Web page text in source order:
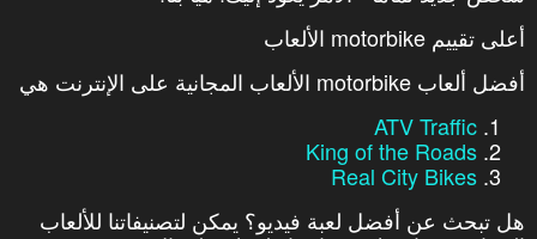
أعلى تقييم motorbike الألعاب
أفضل ألعاب motorbike الألعاب المجانية على الإنترنت هي
ATV Traffic
King of the Roads
Real City Bikes
هل تبحث عن أفضل لعبة فيديو؟ يمكن لتصنيفاتنا للألعاب